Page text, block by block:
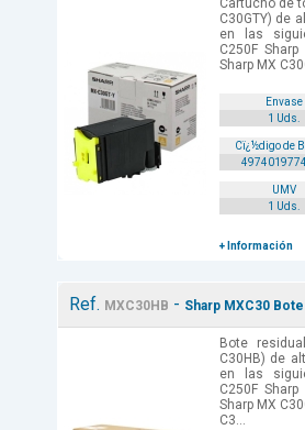
Cartucho de
C30GTY) de
en las
C250F
Sharp MX
Envase
1 Uds.
Cï¿½digo de
UMV
1 Uds.
+ Información
Ref. MXC30HB - Sharp MXC30
Bote
C30HB) de
en las
C250F
Sharp MX
C3...